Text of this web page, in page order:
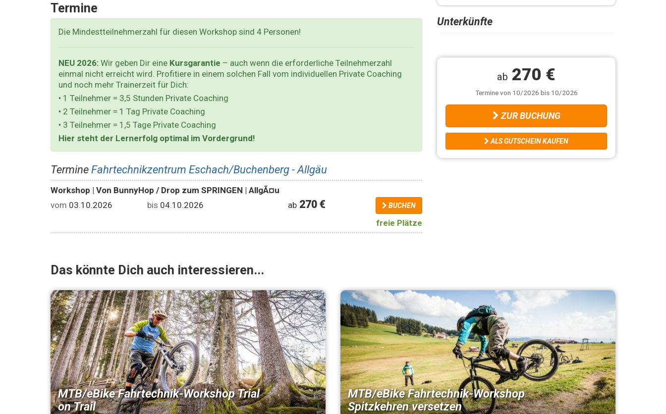
Termine
Die Mindestteilnehmerzahl für diesen Workshop sind 4 Personen!
NEU 2026: Wir geben Dir eine Kursgarantie – auch wenn die erforderliche Teilnehmerzahl
einmal nicht erreicht wird. Profitiere in einem solchen Fall vom individuellen Private Coaching
und noch mehr Trainerzeit für Dich:
• 1 Teilnehmer = 3,5 Stunden Private Coaching
• 2 Teilnehmer = 1 Tag Private Coaching
• 3 Teilnehmer = 1,5 Tage Private Coaching
Hier steht der Lernerfolg optimal im Vordergrund!
Termine Fahrtechnikzentrum Eschach/Buchenberg - Allgäu
Workshop | Von BunnyHop / Drop zum SPRINGEN | AllgÃ¤u
vom 03.10.2026 bis 04.10.2026 ab 270 € BUCHEN
freie Plätze
Unterkünfte
ab 270 €
Termine von 10/2026 bis 10/2026
ZUR BUCHUNG
ALS GUTSCHEIN KAUFEN
Das könnte Dich auch interessieren...
MTB/eBike Fahrtechnik-Workshop Trial
on Trail
MTB/eBike Fahrtechnik-Workshop
Spitzkehren versetzen